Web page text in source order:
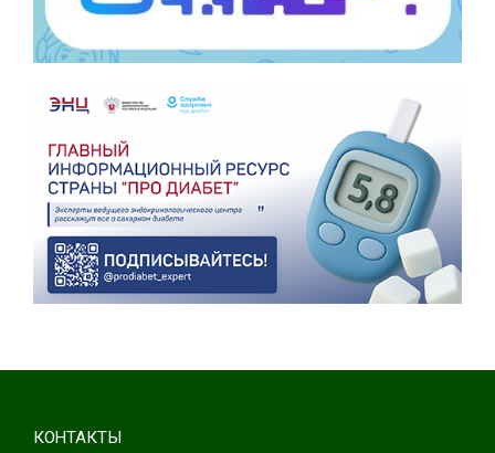
КОНТАКТЫ